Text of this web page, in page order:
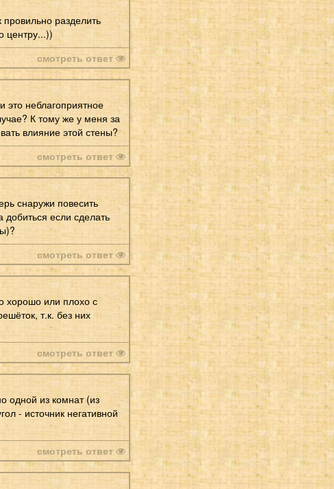
разделить
центру...))
смотреть ответ
неблагоприятное
К тому же у меня за
влияние этой стены?
смотреть ответ
снаружи повесить
если сделать
смотреть ответ
хорошо или плохо с
т.к. без них
смотреть ответ
одной из комнат (из
- источник негативной
смотреть ответ